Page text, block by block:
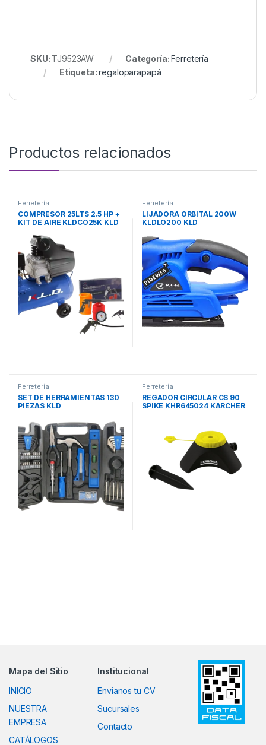
SKU: TJ9523AW Categoría:Ferretería
Etiqueta:regaloparapapá
Productos relacionados
Ferretería
COMPRESOR 25LTS 2.5 HP +
KIT DE AIRE KLDCO25K KLD
Ferretería
LIJADORA ORBITAL 200W
KLDLO200 KLD
Ferretería
SET DE HERRAMIENTAS 130
PIEZAS KLD
Ferretería
REGADOR CIRCULAR CS 90
SPIKE KHR645024 KARCHER
Mapa del Sitio
INICIO
NUESTRA
EMPRESA
CATÁLOGOS
Institucional
Envianos tu CV
Sucursales
Contacto